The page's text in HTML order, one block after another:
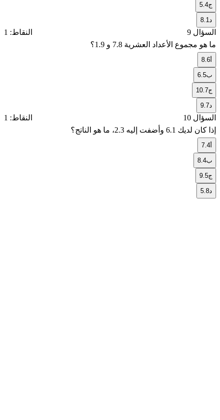
ج5.4
8.1
السؤال 9
النقاط: 1
ما هو مجموع الأعداد العشرية 7.8و 1.9 ؟
8.6
ب6.5
ج10.7
9.7
السؤال 10
النقاط: 1
إذا كان لديك 6.1وأضفت إليه 2.3، ما هو الناتج؟
7.4
ب8.4
ج9.5
5.8